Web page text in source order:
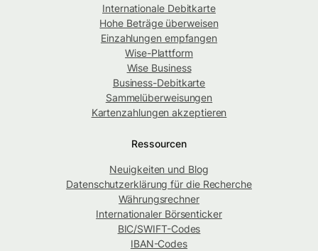
Internationale Debitkarte
Hohe Beträge überweisen
Einzahlungen empfangen
Wise-Plattform
Wise Business
Business-Debitkarte
Sammelüberweisungen
Kartenzahlungen akzeptieren
Ressourcen
Neuigkeiten und Blog
Datenschutzerklärung für die Recherche
Währungsrechner
Internationaler Börsenticker
BIC/SWIFT-Codes
IBAN-Codes